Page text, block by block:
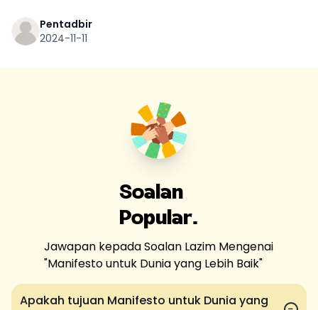
Pentadbir
2024-11-11
Soalan
Popular.
Jawapan kepada Soalan Lazim Mengenai
"Manifesto untuk Dunia yang Lebih Baik"
Apakah tujuan Manifesto untuk Dunia yang